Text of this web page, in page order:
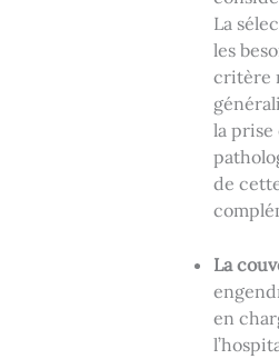
La
les
critère
la prise
de
La
en